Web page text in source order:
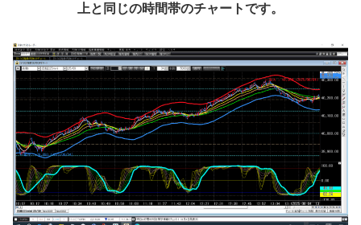
上と同じの時間帯のチャートです。